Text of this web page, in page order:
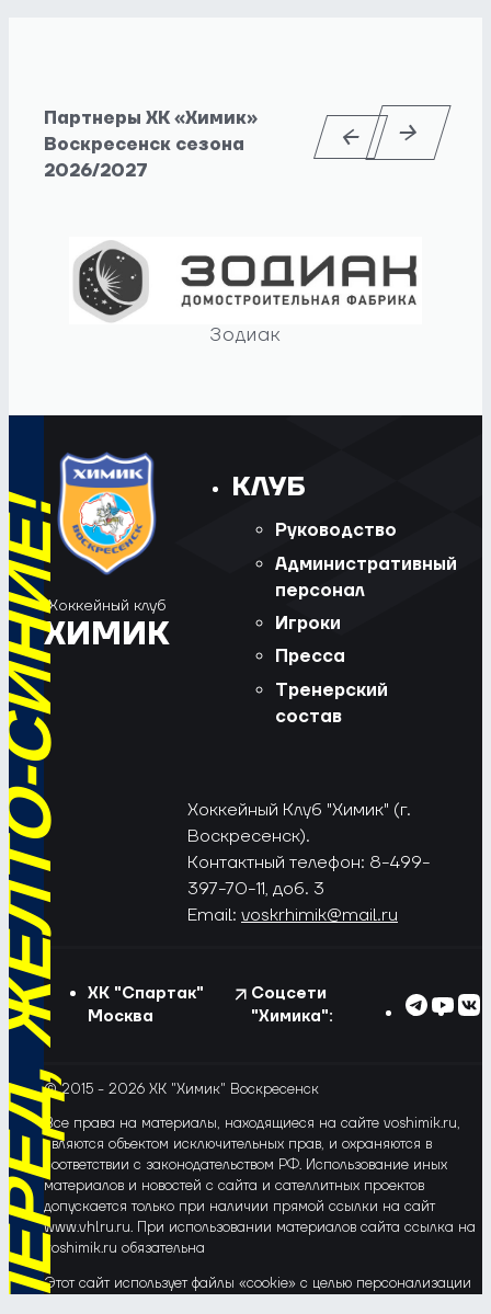
Партнеры ХК «Химик»
Воскресенск сезона
2026/2027
Зодиак
СИНИЕ!
Хоккейный клуб
ХИМИК
КЛУБ
Руководство
Административный
персонал
Игроки
Пресса
Тренерский
состав
Хоккейный Клуб "Химик" (г.
Воскресенск).
Контактный телефон: 8-499-
397-70-11, доб. 3
Email: voskrhimik@mail.ru
ХК "Спартак"
Москва
Соцсети
"Химика":
© 2015 - 2026 ХК "Химик" Воскресенск
Все права на материалы, находящиеся на сайте voshimik.ru,
являются объектом исключительных прав, и охраняются в
соответствии с законодательством РФ. Использование иных
материалов и новостей с сайта и сателлитных проектов
допускается только при наличии прямой ссылки на сайт
www.vhlru.ru. При использовании материалов сайта ссылка на
voshimik.ru обязательна
Этот сайт использует файлы «cookie» с целью персонализации